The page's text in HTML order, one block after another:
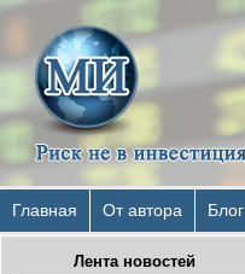
Главная От автора Блог
Лента новостей